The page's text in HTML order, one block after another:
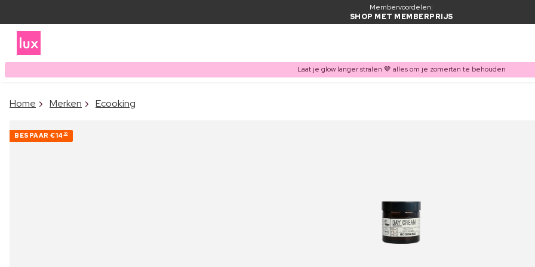
Membervoordelen:
SHOP MET MEMBERPRIJS
Laat je glow langer stralen 🤎 alles om je zomertan te behouden
Home Merken Ecooking
BESPAAR €14 30